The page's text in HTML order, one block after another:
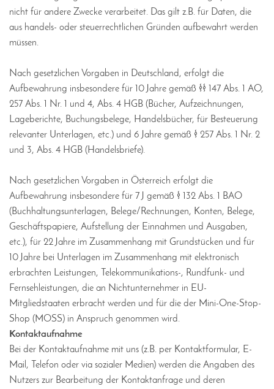
nicht für andere Zwecke verarbeitet. Das gilt z.B. für Daten, die
aus handels- oder steuerrechtlichen Gründen aufbewahrt werden
müssen.
Nach gesetzlichen Vorgaben in Deutschland, erfolgt die
Aufbewahrung insbesondere für 10 Jahre gemäß §§ 147 Abs. 1 AO,
257 Abs. 1 Nr. 1 und 4, Abs. 4 HGB (Bücher, Aufzeichnungen,
Lageberichte, Buchungsbelege, Handelsbücher, für Besteuerung
relevanter Unterlagen, etc.) und 6 Jahre gemäß § 257 Abs. 1 Nr. 2
und 3, Abs. 4 HGB (Handelsbriefe).
Nach gesetzlichen Vorgaben in Österreich erfolgt die
Aufbewahrung insbesondere für 7 J gemäß § 132 Abs. 1 BAO
(Buchhaltungsunterlagen, Belege/Rechnungen, Konten, Belege,
Geschäftspapiere, Aufstellung der Einnahmen und Ausgaben,
etc.), für 22 Jahre im Zusammenhang mit Grundstücken und für
10 Jahre bei Unterlagen im Zusammenhang mit elektronisch
erbrachten Leistungen, Telekommunikations-, Rundfunk- und
Fernsehleistungen, die an Nichtunternehmer in EU-
Mitgliedstaaten erbracht werden und für die der Mini-One-Stop-
Shop (MOSS) in Anspruch genommen wird.
Kontaktaufnahme
Bei der Kontaktaufnahme mit uns (z.B. per Kontaktformular, E-
Mail, Telefon oder via sozialer Medien) werden die Angaben des
Nutzers zur Bearbeitung der Kontaktanfrage und deren